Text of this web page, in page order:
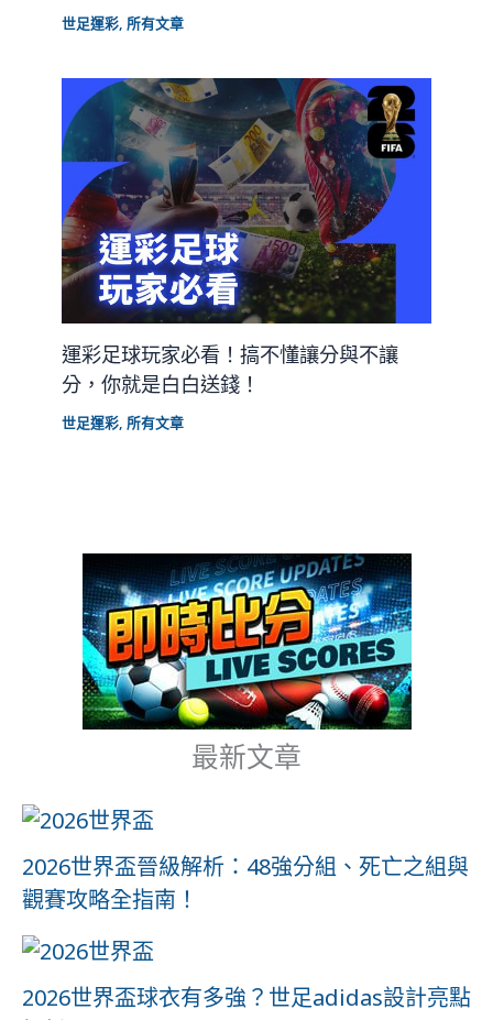
世足運彩,所有文章
運彩足球玩家必看！搞不懂讓分與不讓
分，你就是白白送錢！
世足運彩,所有文章
最新文章
2026世界盃晉級解析：48強分組、死亡之組與
觀賽攻略全指南！
2026世界盃球衣有多強？世足adidas設計亮點